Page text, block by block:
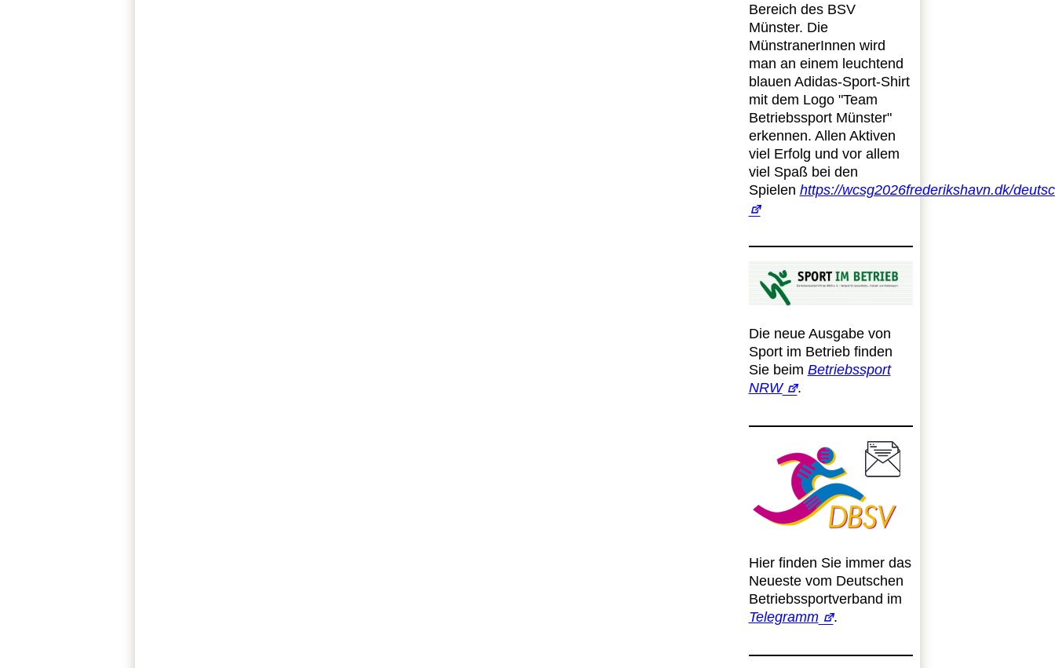
Bereich des BSV
Münster. Die
MünstranerInnen wird
man an einem leuchtend
blauen Adidas-Sport-Shirt
mit dem Logo "Team
Betriebssport Münster"
erkennen. Allen Aktiven
viel Erfolg und vor allem
viel Spaß bei den
Spielen https://wcsg2026frederikshavn.dk/
Die neue Ausgabe von
Sport im Betrieb finden
Sie beim Betriebssport
NRW
.
Hier finden Sie immer das
Neueste vom Deutschen
Betriebssportverband im
Telegramm
.